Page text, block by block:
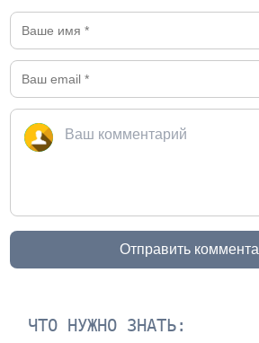
Отправить
ЧТО НУЖНО ЗНАТЬ: